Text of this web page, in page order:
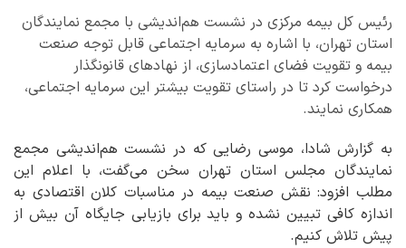
رئیس کل بیمه مرکزی در نشست هم‌اندیشی با مجمع نمایندگان
استان تهران، با اشاره به سرمایه اجتماعی قابل توجه صنعت
بیمه و تقویت فضای اعتمادسازی، از نهادهای قانونگذار
درخواست کرد تا در راستای تقویت بیشتر این سرمایه اجتماعی،
همکاری نمایند.
به گزارش شادا، موسی رضایی که در نشست هم‌اندیشی مجمع
نمایندگان مجلس استان تهران سخن می‌گفت، با اعلام این
مطلب افزود: نقش صنعت بیمه در مناسبات کلان اقتصادی به
اندازه کافی تبیین نشده و باید برای بازیابی جایگاه آن بیش از
پیش تلاش کنیم.